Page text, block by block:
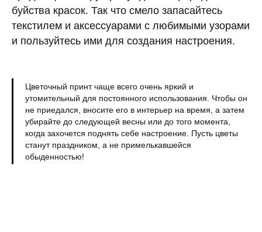
буйства красок. Так что смело запасайтесь
текстилем и аксессуарами с любимыми узорами
и пользуйтесь ими для создания настроения.
Цветочный принт чаще всего очень яркий и
утомительный для постоянного использования. Чтобы он
не приедался, вносите его в интерьер на время, а затем
убирайте до следующей весны или до того момента,
когда захочется поднять себе настроение. Пусть цветы
станут праздником, а не примелькавшейся
обыденностью!